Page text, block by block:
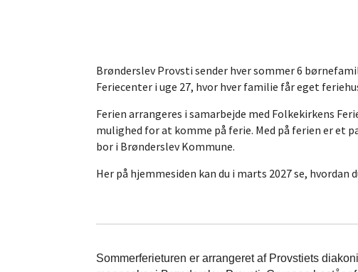
Brønderslev Provsti sender hver sommer 6
Feriecenter i uge 27, hvor hver familie får eget
Ferien arrangeres i samarbejde med Folkekirkens
mulighed for at komme på ferie. Med på ferien er et
bor i Brønderslev Kommune.
Her på hjemmesiden kan du i marts 2027 se,
Sommerferieturen er arrangeret af Provstiets